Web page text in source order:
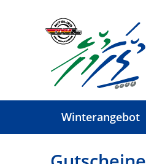
Winterangebot